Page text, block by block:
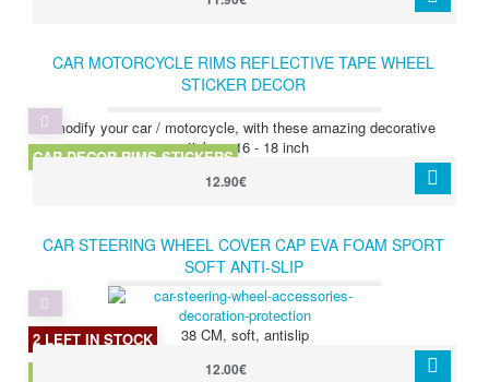
CAR MOTORCYCLE RIMS REFLECTIVE TAPE WHEEL
STICKER DECOR
modify your car / motorcycle, with these amazing decorative
stickers 16 - 18 inch
CAR DECOR RIMS STICKERS
12.90€
CAR STEERING WHEEL COVER CAP EVA FOAM SPORT
SOFT ANTI-SLIP
38 CM, soft, antislip
2 LEFT IN STOCK
SOFT BLACK RED OR WHITE
12.00€